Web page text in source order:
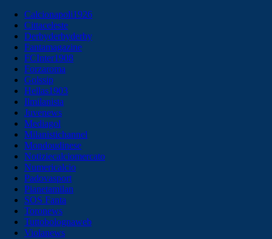
Calcionapoli1926
Cittaceleste
Derbyderbyderby
Fantamagazine
FCInter1908
Forzaroma
Golssip
Hellas1903
Ilmilanista
Juvenews
Mediagol
Milanistichannel
Mondoudinese
Notiziecalciomercato
Numericalcio
Padovasport
Pianetamilan
SOS Fanta
Toronews
Tuttobolognaweb
Violanews